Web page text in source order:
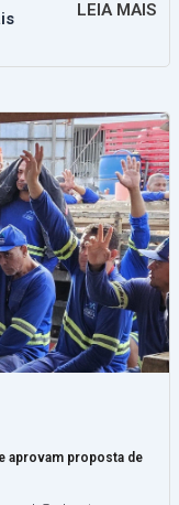
LEIA MAIS
aprovam proposta de